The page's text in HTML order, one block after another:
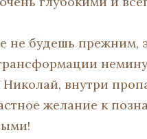
не будешь прежним,
внутри
желание к